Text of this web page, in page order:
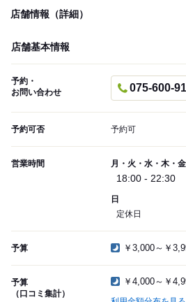
店舗情報（詳細）
店舗基本情報
予約・
お問い合わせ
075-600-
予約可否 予約可
営業時間 月・火・水・木・
18:00 - 22:30
日
定休日
予算 ￥3,000～￥
予算
（口コミ集計）
￥4,000～￥